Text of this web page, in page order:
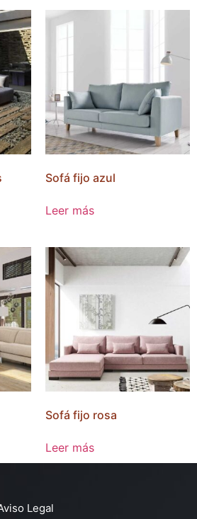
Sofá fijo azul
Leer más
Sofá fijo rosa
Leer más
Legal